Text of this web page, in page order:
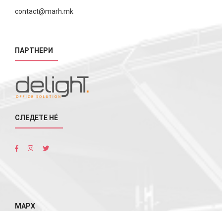
contact@marh.mk
ПАРТНЕРИ
СЛЕДЕТЕ НÉ
МАРХ